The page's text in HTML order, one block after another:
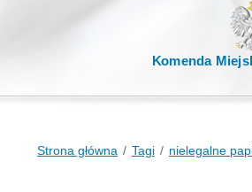
Komenda
Strona główna Tagi nielegalne